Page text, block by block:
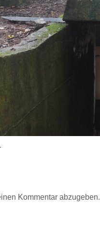
Kommentar abzugeben.